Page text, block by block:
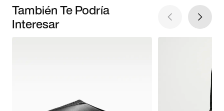
También Te Podría
Interesar